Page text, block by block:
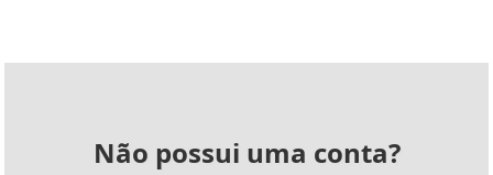
Não possui uma conta?